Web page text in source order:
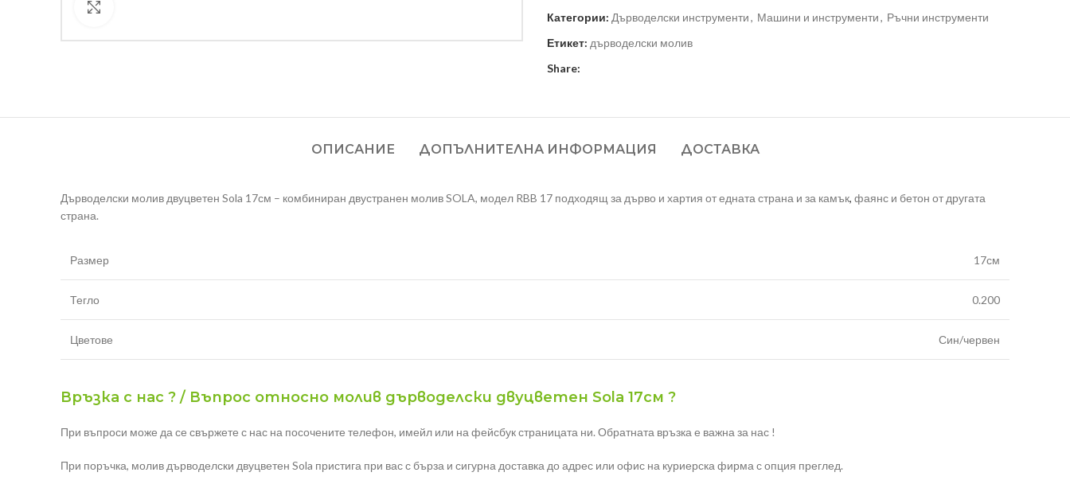
Категории: Дърводелски инструменти, Машини и инструменти, Ръчни инструменти
Етикет: дърводелски молив
Share:
ОПИСАНИЕ ДОПЪЛНИТЕЛНА ИНФОРМАЦИЯ ДОСТАВКА
Дърводелски молив двуцветен Sola 17см – комбиниран двустранен молив SOLA, модел RBB 17 подходящ за дърво и хартия от едната страна и за камък, фаянс и бетон от другата
страна.
Размер 17см
Тегло 0.200
Цветове Син/червен
Връзка с нас ? / Въпрос относно молив дърводелски двуцветен Sola 17см ?
При въпроси може да се свържете с нас на посочените телефон, имейл или на фейсбук страницата ни. Обратната връзка е важна за нас !
При поръчка, молив дърводелски двуцветен Sola пристига при вас с бърза и сигурна доставка до адрес или офис на куриерска фирма с опция преглед.